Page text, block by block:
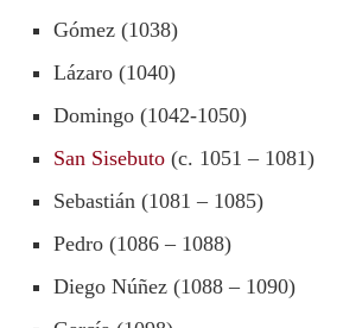
Gómez (1038)
Lázaro (1040)
Domingo (1042-1050)
San Sisebuto (c. 1051 – 1081)
Sebastián (1081 – 1085)
Pedro (1086 – 1088)
Diego Núñez (1088 – 1090)